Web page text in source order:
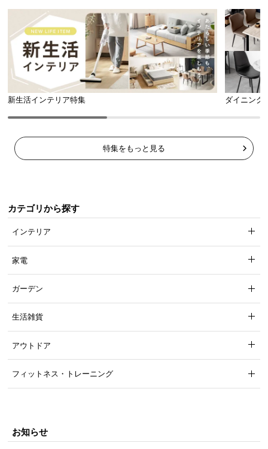
収納スペースとして使えるベッド下空間
新生活インテリア特集 ダイニング
特集をもっと見る
カテゴリから探す
インテリア
家電
ガーデン
生活雑貨
アウトドア
フィットネス・トレーニング
お知らせ